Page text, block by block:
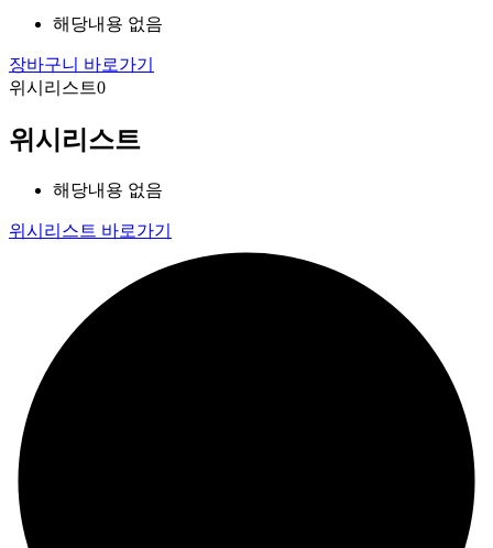
해당내용 없음
장바구니 바로가기
위시리스트0
위시리스트
해당내용 없음
위시리스트 바로가기